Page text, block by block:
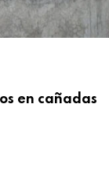
en cañadas